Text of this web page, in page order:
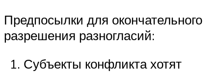
Предпосылки для окончательного
разрешения разногласий:
Субъекты конфликта хотят